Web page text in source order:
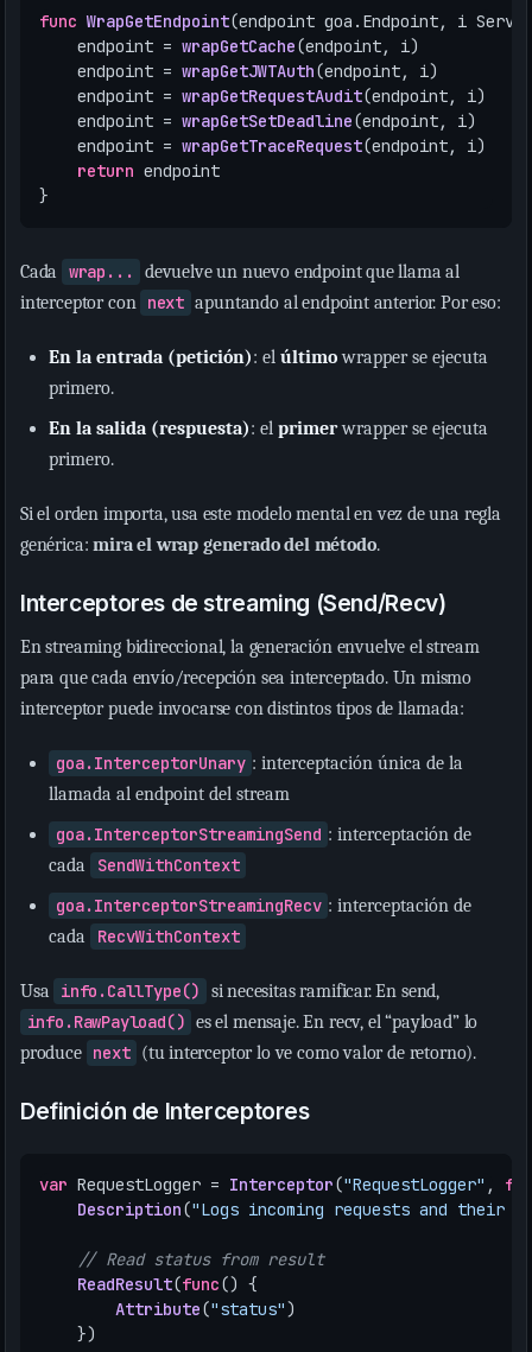
func WrapGetEndpoint(endpoint goa . Endpoint, i
endpoint = wrapGetCache(endpoint, i)
endpoint = wrapGetJWTAuth(endpoint, i)
endpoint = wrapGetRequestAudit(endpoint, i)
endpoint = wrapGetSetDeadline(endpoint, i)
endpoint = wrapGetTraceRequest(endpoint, i)
return endpoint
}
Cada wrap...
devuelve un nuevo endpoint que llama al
interceptor con next apuntando al endpoint anterior. Por eso:
En la entrada (petición): el últimowrapper se ejecuta
primero.
En la salida (respuesta): el primerwrapper se ejecuta
primero.
Si el orden importa, usa este modelo mental en vez de una regla
genérica:mira el wrap generado del método.
Interceptores de streaming (Send/Recv)
En streaming bidireccional, la generación envuelve el stream
para que cada envío/recepción sea interceptado. Un mismo
interceptor puede invocarse con distintos tipos de llamada:
goa.InterceptorUnary : interceptación única de la
llamada al endpoint del stream
goa.InterceptorStreamingSend : interceptación de
cada
SendWithContext
goa.InterceptorStreamingRecv : interceptación de
cada
RecvWithContext
Usa info.CallType()
si necesitas ramificar. En send,
info.RawPayload() es el mensaje. En recv, el “payload” lo
produce next (tu interceptor lo ve como valor de retorno).
Definición de Interceptores
var RequestLogger = Interceptor("RequestLogger" ,
Description("Logs incoming requests and their
// Read status from result
ReadResult(func() {
Attribute("status")
})